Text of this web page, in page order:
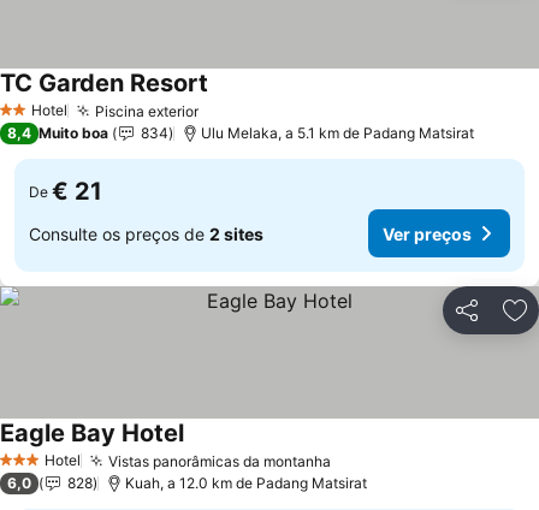
2 Estrelas
Hotel Piscina exterior
TC Garden Resort
8,4 Muito boa 834 Ulu Melaka, a 5.1 km de Padang Matsirat
De € 21
Consulte os preços de 2 sites Ver preços
Partilhar
3 EstrelasHotel Vistas panorâmicas da montanha
Eagle Bay Hotel
6,0 828 Kuah, a 12.0 km de Padang Matsirat